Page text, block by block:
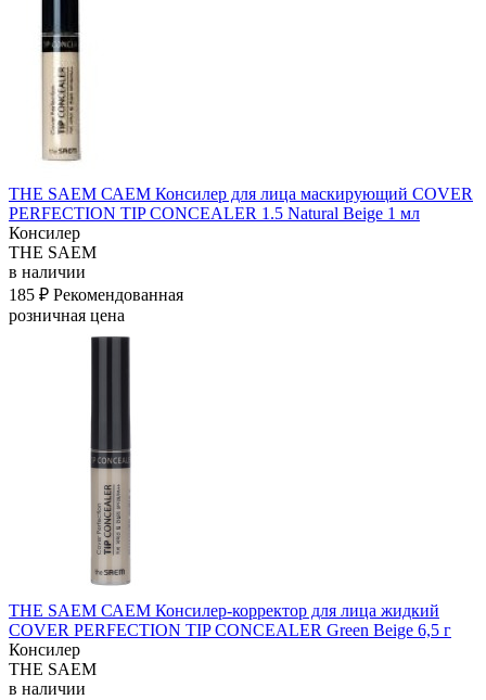
THE SAEM САЕМ Консилер для лица маскирующий COVER
PERFECTION TIP CONCEALER 1.5 Natural Beige 1 мл
Консилер
THE SAEM
в наличии
185 ₽ Рекомендованная
розничная цена
THE SAEM САЕМ Консилер-корректор для лица жидкий
COVER PERFECTION TIP CONCEALER Green Beige 6,5 г
Консилер
THE SAEM
в наличии